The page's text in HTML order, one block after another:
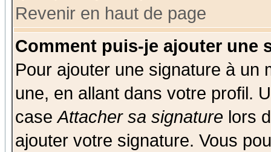
Revenir en haut de page
Comment puis-je ajouter une
Pour ajouter une signature à un
une, en allant dans votre profil.
caseAttacher sa signature lors
ajouter votre signature. Vous